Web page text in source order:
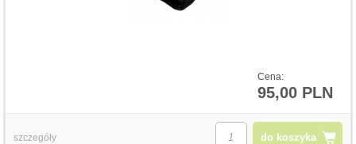
Cena:
95,00 PLN
do koszyka
szczegóły